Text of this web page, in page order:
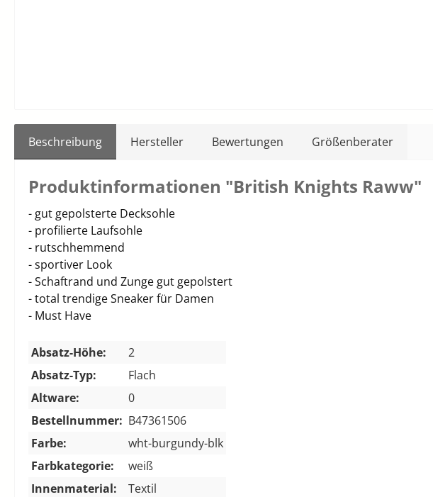
Beschreibung Hersteller Bewertungen Größenberater
Produktinformationen "British Knights Raww"
- gut gepolsterte Decksohle
- profilierte Laufsohle
- rutschhemmend
- sportiver Look
- Schaftrand und Zunge gut gepolstert
- total trendige Sneaker für Damen
- Must Have
Absatz-Höhe:
2
Absatz-Typ:
Flach
Altware:
0
Bestellnummer: B47361506
Farbe:
wht-burgundy-blk
Farbkategorie:
weiß
Innenmaterial:
Textil